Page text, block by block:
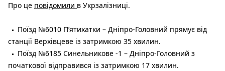
Про це повідомили в Укрзалізниці.
Поїзд №6010 Пʼятихатки – Дніпро-Головний прямує від
станції Верхівцеве із затримкою 35 хвилин.
Поїзд №6185 Синельникове -1 – Дніпро-Головний з
початкової відправився із затримкою 17 хвилин.